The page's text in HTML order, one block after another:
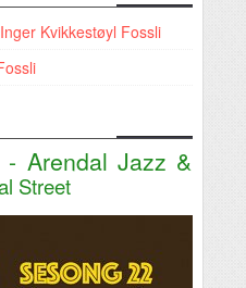
Inger Kvikkestøyl Fossli
- Arendal Jazz &
Street